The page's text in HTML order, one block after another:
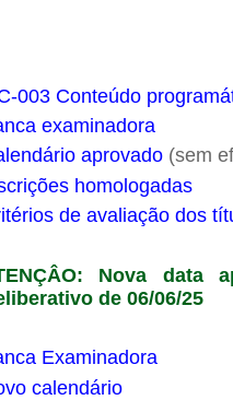
003 Conteúdo
examinadora
aprovado(sem
homologadas
de avaliação dos
Nova data
de 06/06/25
Examinadora
calendário